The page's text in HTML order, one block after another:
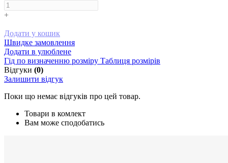
+
Додати у кошик
Швидке замовлення
Додати в улюблене
Гід по визначенню розміру Таблиця розмірів
Відгуки (0)
Залишити відгук
Поки що немає відгуків про цей товар.
Товари в комлект
Вам може сподобатись